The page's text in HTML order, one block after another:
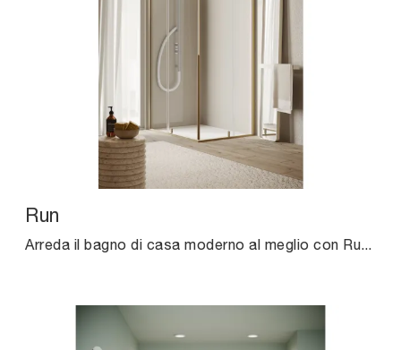
Run
Arreda il bagno di casa moderno al meglio con Run, box doccia e complementi in vetro di Agha.